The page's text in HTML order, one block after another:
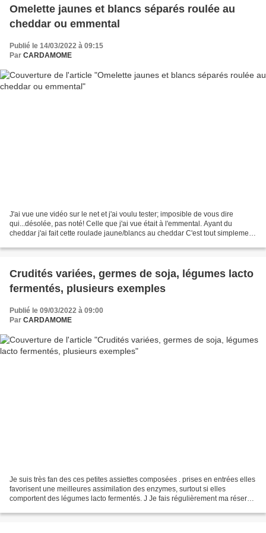
Omelette jaunes et blancs séparés roulée au
cheddar ou emmental
Publié le 14/03/2022 à 09:15
Par CARDAMOME
J'ai vue une vidéo sur le net et j'ai voulu tester; imposible de vous dire
qui...désolée, pas noté! Celle que j'ai vue était à l'emmental. Ayant du
cheddar j'ai fait cette roulade jaune/blancs au cheddar C'est tout simplement
Crudités variées, germes de soja, légumes lacto
fermentés, plusieurs exemples
Publié le 09/03/2022 à 09:00
Par CARDAMOME
Je suis très fan des ces petites assiettes composées . prises en entrées elles
favorisent une meilleures assimilation des enzymes, surtout si elles
comportent des légumes lacto fermentés. J Je fais régulièrement ma réserve